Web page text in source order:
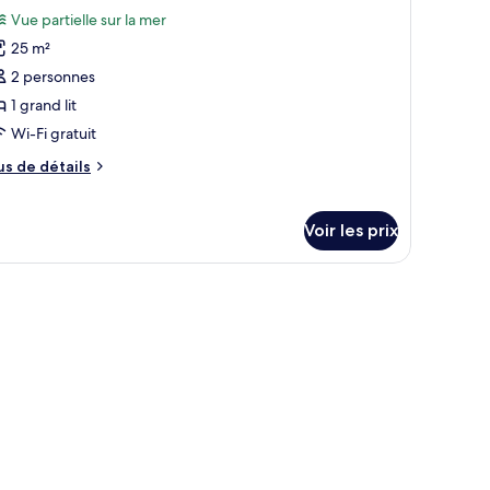
:
Vue partielle sur la mer
25 m²
2 personnes
1 grand lit
Wi-Fi gratuit
de détails
Voir les prix